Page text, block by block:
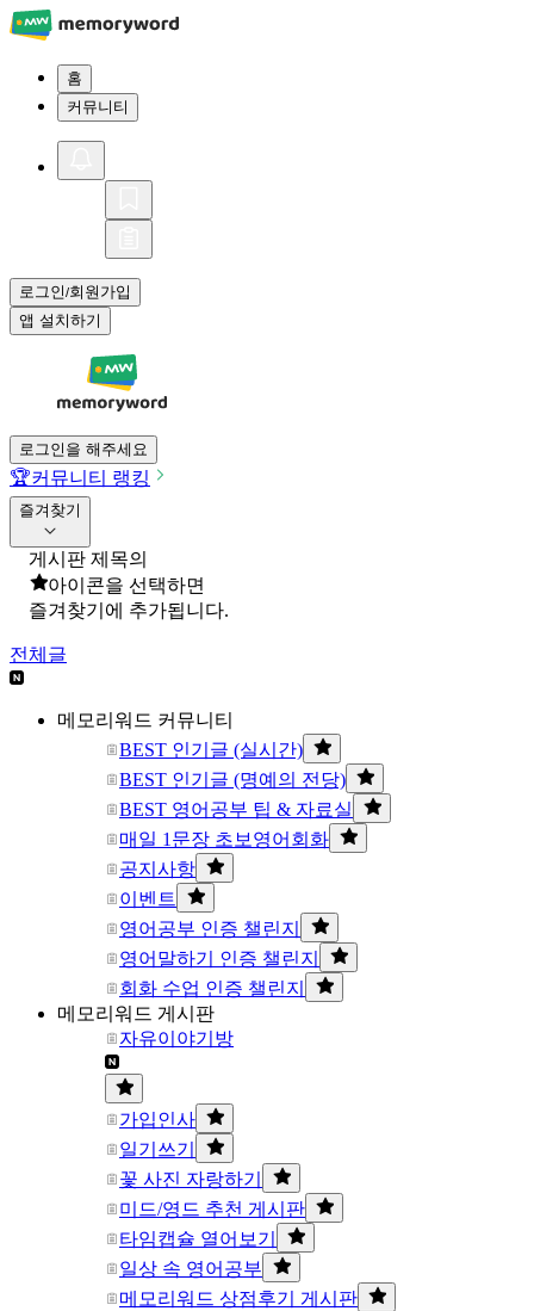
홈
커뮤니티
로그인/회원가입
앱 설치하기
로그인을 해주세요
🏆커뮤니티 랭킹
즐겨찾기
게시판 제목의
아이콘을 선택하면
즐겨찾기에 추가됩니다.
전체글
메모리워드 커뮤니티
BEST 인기글 (실시간)
BEST 인기글 (명예의 전당)
BEST 영어공부 팁 & 자료실
매일 1문장 초보영어회화
공지사항
이벤트
영어공부 인증 챌린지
영어말하기 인증 챌린지
회화 수업 인증 챌린지
메모리워드 게시판
자유이야기방
가입인사
일기쓰기
꽃 사진 자랑하기
미드/영드 추천 게시판
타임캡슐 열어보기
일상 속 영어공부
메모리워드 상점후기 게시판